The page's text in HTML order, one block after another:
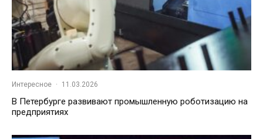
Интересное · 11.03.2026
В Петербурге развивают промышленную роботизацию на
предприятиях